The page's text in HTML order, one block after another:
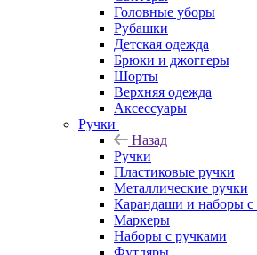
Головные уборы
Рубашки
Детская одежда
Брюки и джоггеры
Шорты
Верхняя одежда
Аксессуары
Ручки
Назад
Ручки
Пластиковые ручки
Металлические ручки
Карандаши и наборы с
Маркеры
Наборы с ручками
Футляры